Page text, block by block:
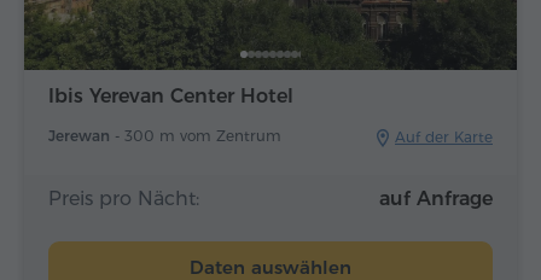
Ibis Yerevan Center Hotel
Jerewan - 300 m vom Zentrum Auf der Karte
Preis pro Nächt: auf Anfrage
Daten auswählen